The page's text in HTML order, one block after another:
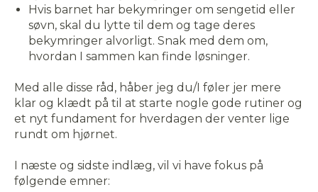
Hvis barnet har bekymringer om sengetid eller
søvn, skal du lytte til dem og tage deres
bekymringer alvorligt. Snak med dem om,
hvordan I sammen kan finde løsninger.
Med alle disse råd, håber jeg du/I føler jer mere
klar og klædt på til at starte nogle gode rutiner og
et nyt fundament for hverdagen der venter lige
rundt om hjørnet.
I næste og sidste indlæg, vil vi have fokus på
følgende emner: